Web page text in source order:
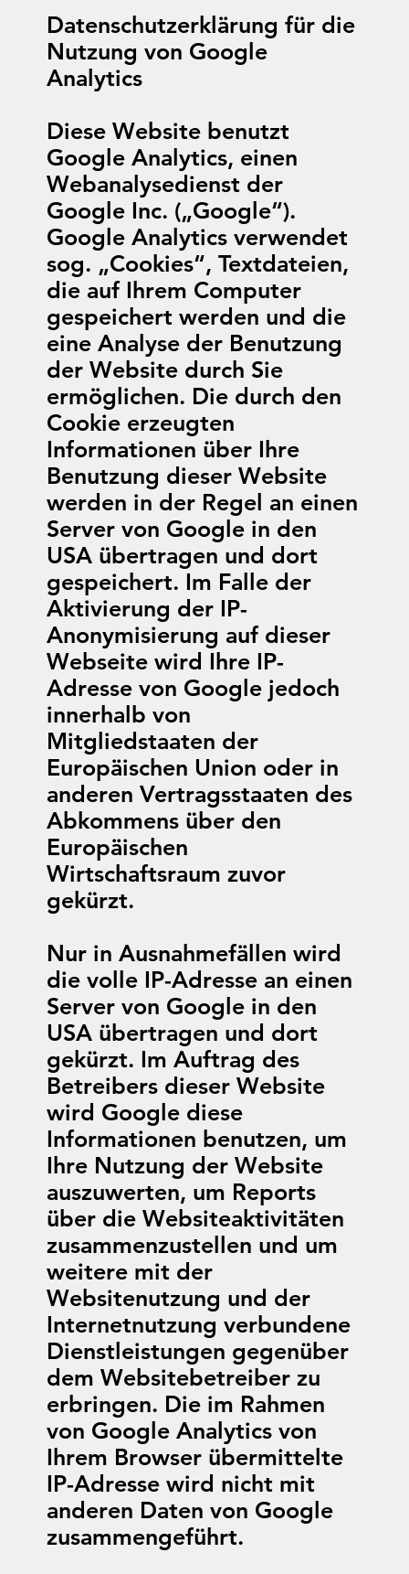
Datenschutzerklärung für die
Nutzung von Google
Analytics
Diese Website benutzt
Google Analytics, einen
Webanalysedienst der
Google Inc. („Google“).
Google Analytics verwendet
sog. „Cookies“, Textdateien,
die auf Ihrem Computer
gespeichert werden und die
eine Analyse der Benutzung
der Website durch Sie
ermöglichen. Die durch den
Cookie erzeugten
Informationen über Ihre
Benutzung dieser Website
werden in der Regel an einen
Server von Google in den
USA übertragen und dort
gespeichert. Im Falle der
Aktivierung der IP-
Anonymisierung auf dieser
Webseite wird Ihre IP-
Adresse von Google jedoch
innerhalb von
Mitgliedstaaten der
Europäischen Union oder in
anderen Vertragsstaaten des
Abkommens über den
Europäischen
Wirtschaftsraum zuvor
gekürzt.
Nur in Ausnahmefällen wird
die volle IP-Adresse an einen
Server von Google in den
USA übertragen und dort
gekürzt. Im Auftrag des
Betreibers dieser Website
wird Google diese
Informationen benutzen, um
Ihre Nutzung der Website
auszuwerten, um Reports
über die Websiteaktivitäten
zusammenzustellen und um
weitere mit der
Websitenutzung und der
Internetnutzung verbundene
Dienstleistungen gegenüber
dem Websitebetreiber zu
erbringen. Die im Rahmen
von Google Analytics von
Ihrem Browser übermittelte
IP-Adresse wird nicht mit
anderen Daten von Google
zusammengeführt.